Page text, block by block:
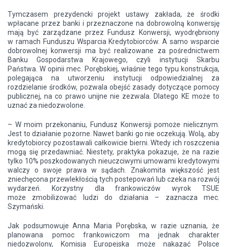
Tymczasem prezydencki projekt ustawy zakłada, że środki
wpłacane przez banki i przeznaczone na dobrowolną konwersję
mają być zarządzane przez Fundusz Konwersji, wyodrębniony
w ramach Funduszu Wsparcia Kredytobiorców. A samo wsparcie
dobrowolnej konwersji ma być realizowane za pośrednictwem
Banku Gospodarstwa Krajowego, czyli instytucji Skarbu
Państwa. W opinii mec. Porębskiej, właśnie tego typu konstrukcja,
polegająca na utworzeniu instytucji odpowiedzialnej za
rozdzielanie środków, pozwala obejść zasady dotyczące pomocy
publicznej, na co prawo unijne nie zezwala. Dlatego KE może to
uznać za niedozwolone.
– W moim przekonaniu, Fundusz Konwersji pomoże nielicznym.
Jest to działanie pozorne. Nawet banki go nie oczekują. Wolą, aby
kredytobiorcy pozostawali całkowicie bierni. Wtedy ich roszczenia
mogą się przedawniać. Niestety, praktyka pokazuje, że na razie
tylko 10% poszkodowanych nieuczciwymi umowami kredytowymi
walczy o swoje prawa w sądach. Znakomita większość jest
zniechęcona przewlekłością tych postepowań lub czeka na rozwój
wydarzeń. Korzystny dla frankowiczów wyrok TSUE
może zmobilizować ludzi do działania – zaznacza mec.
Szymański.
Jak podsumowuje Anna Maria Porębska, w razie uznania, że
planowana pomoc frankowiczom ma jednak charakter
niedozwolony, Komisja Europejska może nakazać Polsce